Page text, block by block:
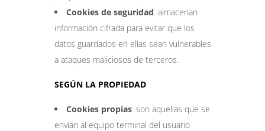
Cookies de seguridad: almacenan
información cifrada para evitar que los
datos guardados en ellas sean vulnerables
a ataques maliciosos de terceros.
SEGÚN LA PROPIEDAD
Cookies propias: son aquellas que se
envían al equipo terminal del usuario